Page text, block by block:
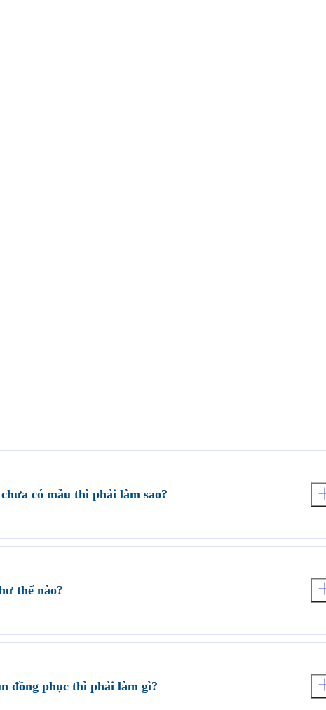
có mẫu thì phải làm sao?
có sẵn tại website saigonuniform.com hoặc đến trực tiếp văn phòng
thế nào?
của Quý khách có phù hợp về kỹ thuật in áo thun đồng phục không?
đồng phục thì phải làm gì?